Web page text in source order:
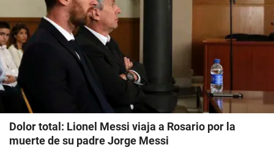
Dolor total: Lionel Messi viaja a Rosario por la
muerte de su padre Jorge Messi